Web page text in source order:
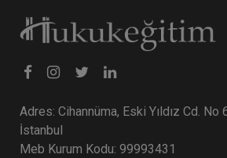
Adres: Cihannüma, Eski Yıldız Cd.
İstanbul
Meb Kurum Kodu: 99993431